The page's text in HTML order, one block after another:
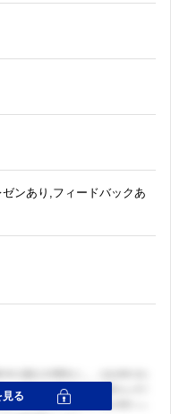
ンあり,フィードバックあ